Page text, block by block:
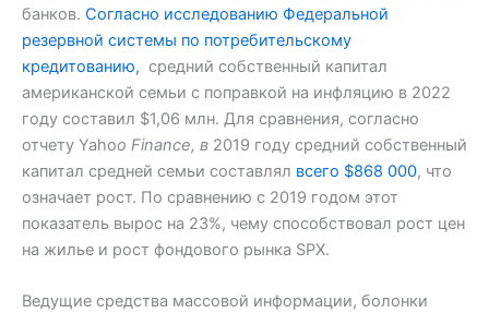
банков. Согласно исследованию Федеральной
резервной системы по потребительскому
кредитованию, средний собственный капитал
американской семьи с поправкой на инфляцию в 2022
году составил $1,06 млн. Для сравнения, согласно
отчету Yahoo Finance, в 2019 году средний собственный
капитал средней семьи составлял всего $868 000, что
означает рост. По сравнению с 2019 годом этот
показатель вырос на 23%, чему способствовал рост цен
на жилье и рост фондового рынка SPX.
Ведущие средства массовой информации, болонки